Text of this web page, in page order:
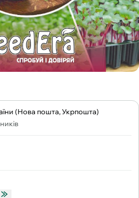
(Нова пошта, Укрпошта)